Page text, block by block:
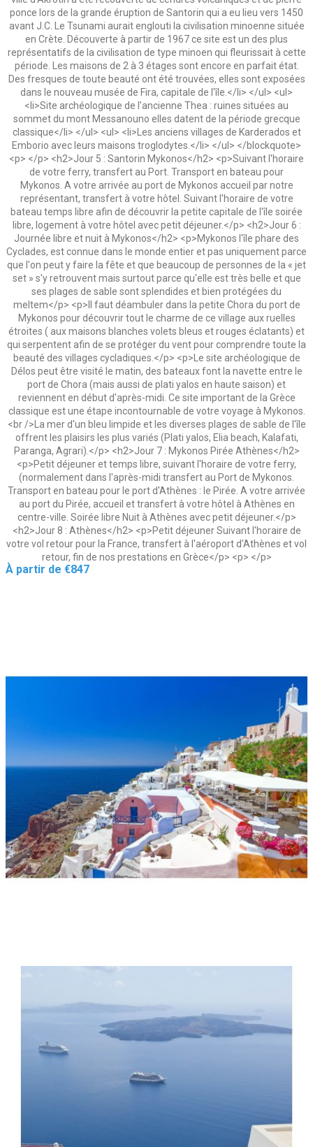
ponce lors de la grande éruption de Santorin qui a eu lieu vers 1450
avant J.C. Le Tsunami aurait englouti la civilisation minoenne située
en Crète. Découverte à partir de 1967 ce site est un des plus
représentatifs de la civilisation de type minoen qui fleurissait à cette
période. Les maisons de 2 à 3 étages sont encore en parfait état.
Des fresques de toute beauté ont été trouvées, elles sont exposées
dans le nouveau musée de Fira, capitale de l'île.</li> </ul> <ul>
<li>Site archéologique de l'ancienne Thea : ruines situées au
sommet du mont Messanouno elles datent de la période grecque
classique</li> </ul> <ul> <li>Les anciens villages de Karderados et
Emborio avec leurs maisons troglodytes.</li> </ul> </blockquote>
<p> </p> <h2>Jour 5 : Santorin Mykonos</h2> <p>Suivant l'horaire
de votre ferry, transfert au Port. Transport en bateau pour
Mykonos. A votre arrivée au port de Mykonos accueil par notre
représentant, transfert à votre hôtel. Suivant l'horaire de votre
bateau temps libre afin de découvrir la petite capitale de l'île soirée
libre, logement à votre hôtel avec petit déjeuner.</p> <h2>Jour 6 :
Journée libre et nuit à Mykonos</h2> <p>Mykonos l'île phare des
Cyclades, est connue dans le monde entier et pas uniquement parce
que l'on peut y faire la fête et que beaucoup de personnes de la « jet
set » s'y retrouvent mais surtout parce qu'elle est très belle et que
ses plages de sable sont splendides et bien protégées du
meltem</p> <p>Il faut déambuler dans la petite Chora du port de
Mykonos pour découvrir tout le charme de ce village aux ruelles
étroites ( aux maisons blanches volets bleus et rouges éclatants) et
qui serpentent afin de se protéger du vent pour comprendre toute la
beauté des villages cycladiques.</p> <p>Le site archéologique de
Délos peut être visité le matin, des bateaux font la navette entre le
port de Chora (mais aussi de plati yalos en haute saison) et
reviennent en début d'après-midi. Ce site important de la Grèce
classique est une étape incontournable de votre voyage à Mykonos.
<br />La mer d'un bleu limpide et les diverses plages de sable de l'île
offrent les plaisirs les plus variés (Plati yalos, Elia beach, Kalafati,
Paranga, Agrari).</p> <h2>Jour 7 : Mykonos Pirée Athènes</h2>
<p>Petit déjeuner et temps libre, suivant l'horaire de votre ferry,
(normalement dans l'après-midi transfert au Port de Mykonos.
Transport en bateau pour le port d'Athènes : le Pirée. A votre arrivée
au port du Pirée, accueil et transfert à votre hôtel à Athènes en
centre-ville. Soirée libre Nuit à Athènes avec petit déjeuner.</p>
<h2>Jour 8 : Athènes</h2> <p>Petit déjeuner Suivant l'horaire de
votre vol retour pour la France, transfert à l'aéroport d'Athènes et vol
retour, fin de nos prestations en Grèce</p> <p> </p>
Price
À partir de €847